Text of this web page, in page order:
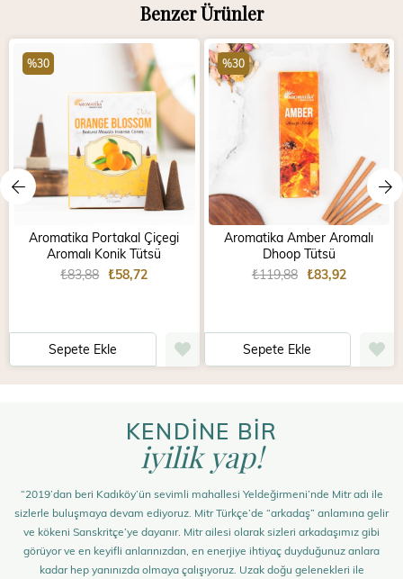
Benzer Ürünler
Aromatika Portakal Çiçegi
Aromalı Konik Tütsü
₺58,72
₺83,88
Sepete Ekle
%30
Aromatika Amber Aromalı
Dhoop Tütsü
₺83,92
₺119,88
Sepete Ekle
%30
KENDİNE BİR
iyilik yap!
“2019’dan beri Kadıköy’ün sevimli mahallesi Yeldeğirmeni’nde Mitr adı ile
sizlerle buluşmaya devam ediyoruz. Mitr Türkçe’de “arkadaş” anlamına gelir
ve kökeni Sanskritçe’ye dayanır. Mitr ailesi olarak sizleri arkadaşımız gibi
görüyor ve en keyifli anlarınızdan, en enerjiye ihtiyaç duyduğunuz anlara
kadar hep yanınızda olmaya çalışıyoruz. Uzak doğu gelenekleri ile